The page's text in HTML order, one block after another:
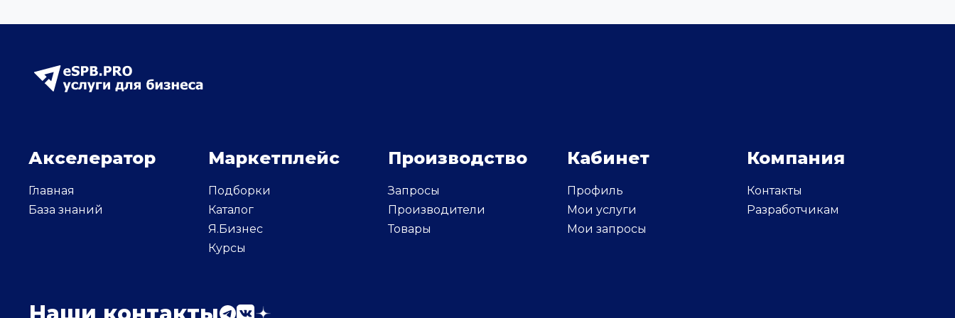
Акселератор
Главная
База знаний
Маркетплейс
Подборки
Каталог
Я.Бизнес
Курсы
Производство
Запросы
Производители
Товары
Кабинет
Профиль
Мои услуги
Мои запросы
Компания
Контакты
Разработчикам